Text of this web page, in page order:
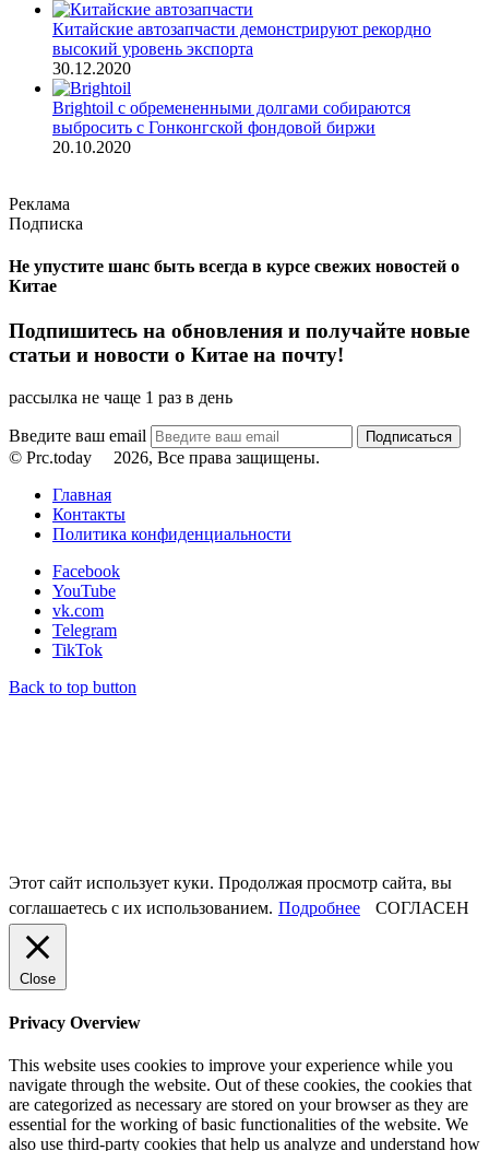
Китайские автозапчасти демонстрируют рекордно
высокий уровень экспорта
30.12.2020
Brightoil с обремененными долгами собираются
выбросить с Гонконгской фондовой биржи
20.10.2020
Реклама
Подписка
Не упустите шанс быть всегда в курсе свежих новостей о
Китае
Подпишитесь на обновления и получайте новые
статьи и новости о Китае на почту!
рассылка не чаще 1 раз в день
Введите ваш email
© Prc.today
2026, Все права защищены.
Главная
Контакты
Политика конфиденциальности
Facebook
YouTube
vk.com
Telegram
TikTok
Back to top button
Этот сайт использует куки. Продолжая просмотр сайта, вы
соглашаетесь с их использованием. Подробнее СОГЛАСЕН
Close
Privacy Overview
This website uses cookies to improve your experience while you
navigate through the website. Out of these cookies, the cookies that
are categorized as necessary are stored on your browser as they are
essential for the working of basic functionalities of the website. We
also use third-party cookies that help us analyze and understand how